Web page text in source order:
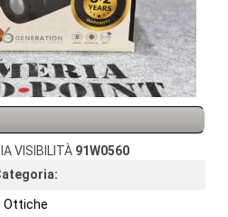
VISIBILITÀ 91W0560
Ottiche